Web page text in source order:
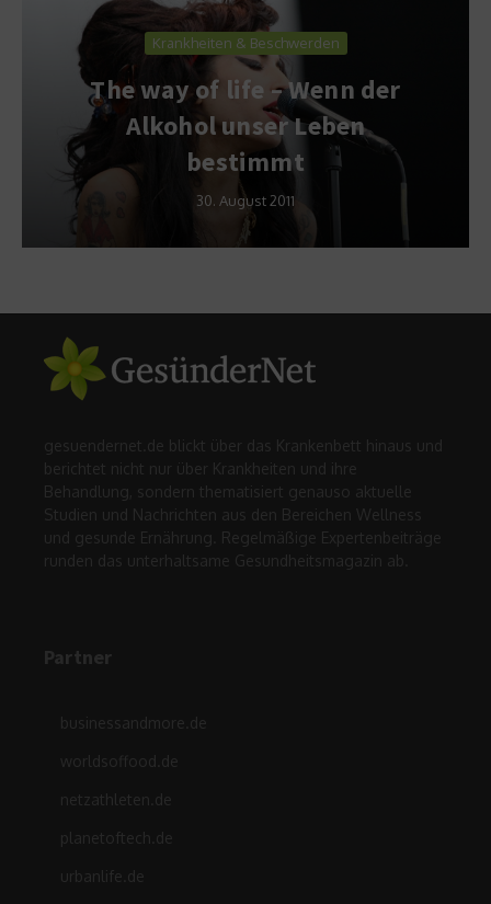
Krankheiten & Beschwerden
The way of life – Wenn der
Alkohol unser Leben
bestimmt
30. August 2011
gesuendernet.de blickt über das Krankenbett hinaus und
berichtet nicht nur über Krankheiten und ihre
Behandlung, sondern thematisiert genauso aktuelle
Studien und Nachrichten aus den Bereichen Wellness
und gesunde Ernährung. Regelmäßige Expertenbeiträge
runden das unterhaltsame Gesundheitsmagazin ab.
Partner
businessandmore.de
worldsoffood.de
netzathleten.de
planetoftech.de
urbanlife.de